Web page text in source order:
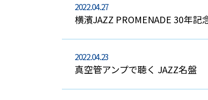
2022.04.27
横濱JAZZ PROMENADE 30年
2022.04.23
真空管アンプで聴く JAZZ名盤